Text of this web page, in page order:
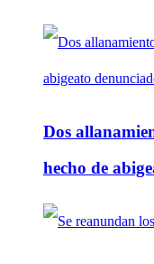
Dos
hecho de